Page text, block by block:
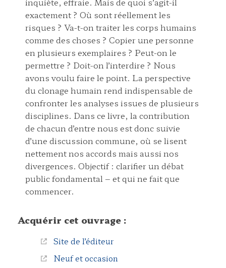
exactement ? Où sont réellement les
risques ? Va-t-on traiter les corps humains
comme des choses ? Copier une personne
en plusieurs exemplaires ? Peut-on le
permettre ? Doit-on l’interdire ? Nous
avons voulu faire le point. La perspective
du clonage humain rend indispensable de
confronter les analyses issues de plusieurs
disciplines. Dans ce livre, la contribution
de chacun d’entre nous est donc suivie
d’une discussion commune, où se lisent
nettement nos accords mais aussi nos
divergences. Objectif : clarifier un débat
public fondamental – et qui ne fait que
commencer.
Acquérir cet ouvrage :
Site de l’éditeur
Neuf et occasion